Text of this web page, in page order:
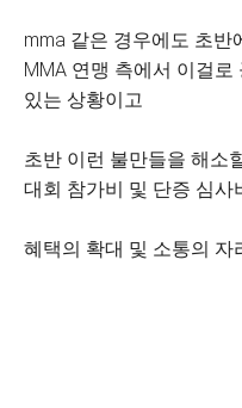
mma 같은 경우에도 초
MMA 연맹 측에서 이걸로
있는 상황이고
초반 이런 불만들을 해소
대회 참가비 및 단증 심
혜택의 확대 및 소통의